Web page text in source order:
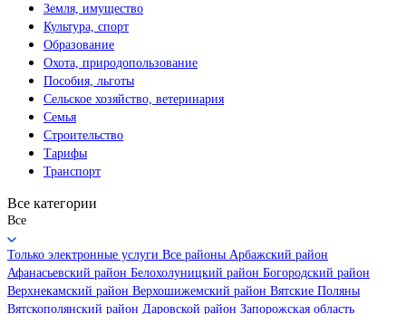
Земля, имущество
Культура, спорт
Образование
Охота, природопользование
Пособия, льготы
Сельское хозяйство, ветеринария
Семья
Строительство
Тарифы
Транспорт
Все категории
Все
Только электронные услуги Все районы Арбажский район
Афанасьевский район Белохолуницкий район Богородский район
Верхнекамский район Верхошижемский район Вятские Поляны
Вятскополянский район Даровской район Запорожская область